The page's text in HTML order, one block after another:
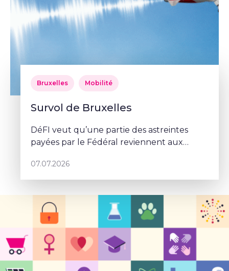
Bruxelles Mobilité
Survol de Bruxelles
DéFI veut qu’une partie des astreintes
payées par le Fédéral reviennent aux
07.07.2026